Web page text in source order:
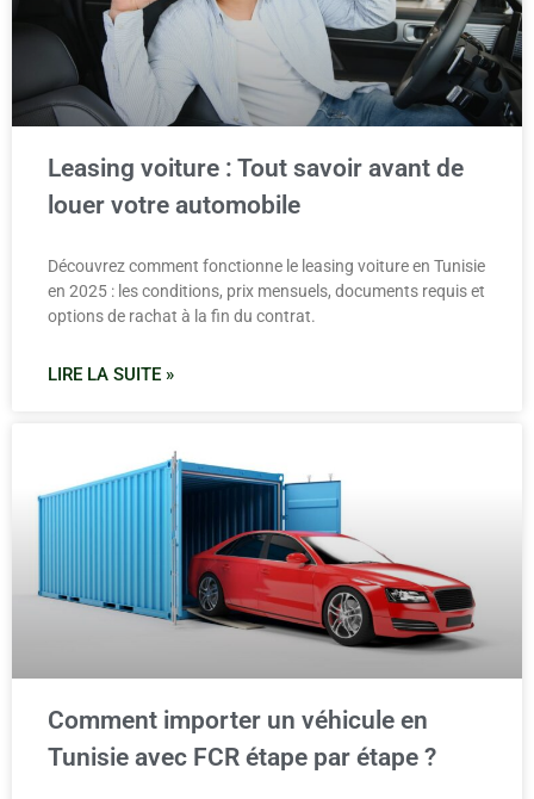
Leasing voiture : Tout savoir avant de
louer votre automobile
Découvrez comment fonctionne le leasing voiture en Tunisie
en 2025 : les conditions, prix mensuels, documents requis et
options de rachat à la fin du contrat.
LIRE LA SUITE »
Comment importer un véhicule en
Tunisie avec FCR étape par étape ?